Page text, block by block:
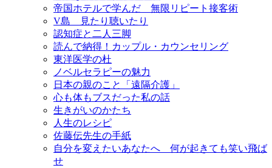
帝国ホテルで学んだ 無限リピート接客術
V島 見たり聴いたり
認知症と二人三脚
読んで納得！カップル・カウンセリング
東洋医学の杜
ノベルセラピーの魅力
日本の親のこと「遠隔介護」
心も体もブスだった私の話
生きがいのかたち
人生のレシピ
佐藤伝先生の手紙
自分を変えたいあなたへ 何が起きても笑い飛ば
せ